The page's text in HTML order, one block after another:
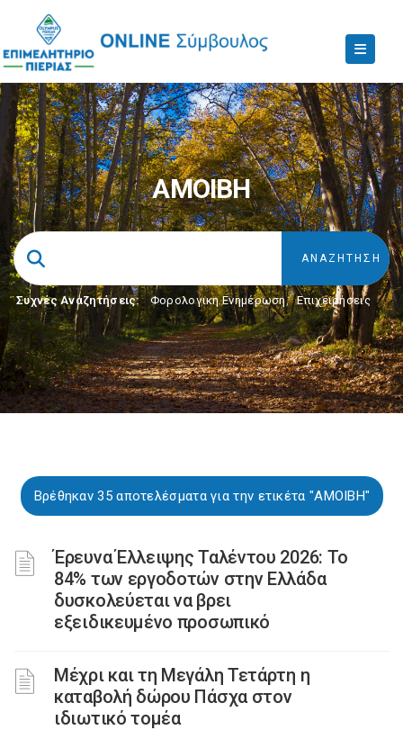
ΑΜΟΙΒΗ
Συχνές Αναζητήσεις: Φορολογικη Ενημέρωση, Επιχειρήσεις
Βρέθηκαν 35 αποτελέσματα για την ετικέτα "ΑΜΟΙΒΗ"
Έρευνα Έλλειψης Ταλέντου 2026: Το
84% των εργοδοτών στην Ελλάδα
δυσκολεύεται να βρει
εξειδικευμένο προσωπικό
Μέχρι και τη Μεγάλη Τετάρτη η
καταβολή δώρου Πάσχα στον
ιδιωτικό τομέα